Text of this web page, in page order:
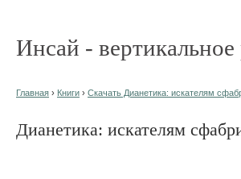
Инсай - вертикальное
Главная › Книги › Скачать Дианетика: искателям
Дианетика: искателям